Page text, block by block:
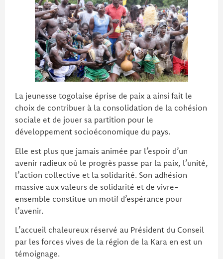
La jeunesse togolaise éprise de paix a ainsi fait le
choix de contribuer à la consolidation de la cohésion
sociale et de jouer sa partition pour le
développement socioéconomique du pays.
Elle est plus que jamais animée par l’espoir d’un
avenir radieux où le progrès passe par la paix, l’unité,
l’action collective et la solidarité. Son adhésion
massive aux valeurs de solidarité et de vivre-
ensemble constitue un motif d’espérance pour
l’avenir.
L’accueil chaleureux réservé au Président du Conseil
par les forces vives de la région de la Kara en est un
témoignage.